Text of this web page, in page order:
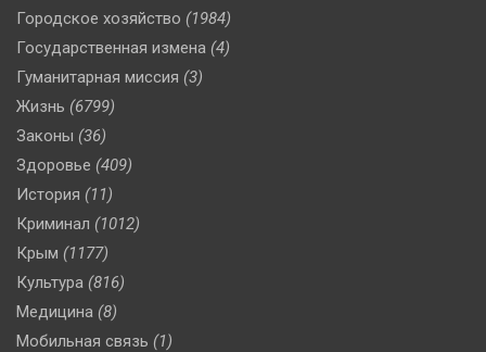
Городское хозяйство (1984)
Государственная измена (4)
Гуманитарная миссия (3)
Жизнь (6799)
Законы (36)
Здоровье (409)
История (11)
Криминал (1012)
Крым (1177)
Культура (816)
Медицина (8)
Мобильная связь (1)